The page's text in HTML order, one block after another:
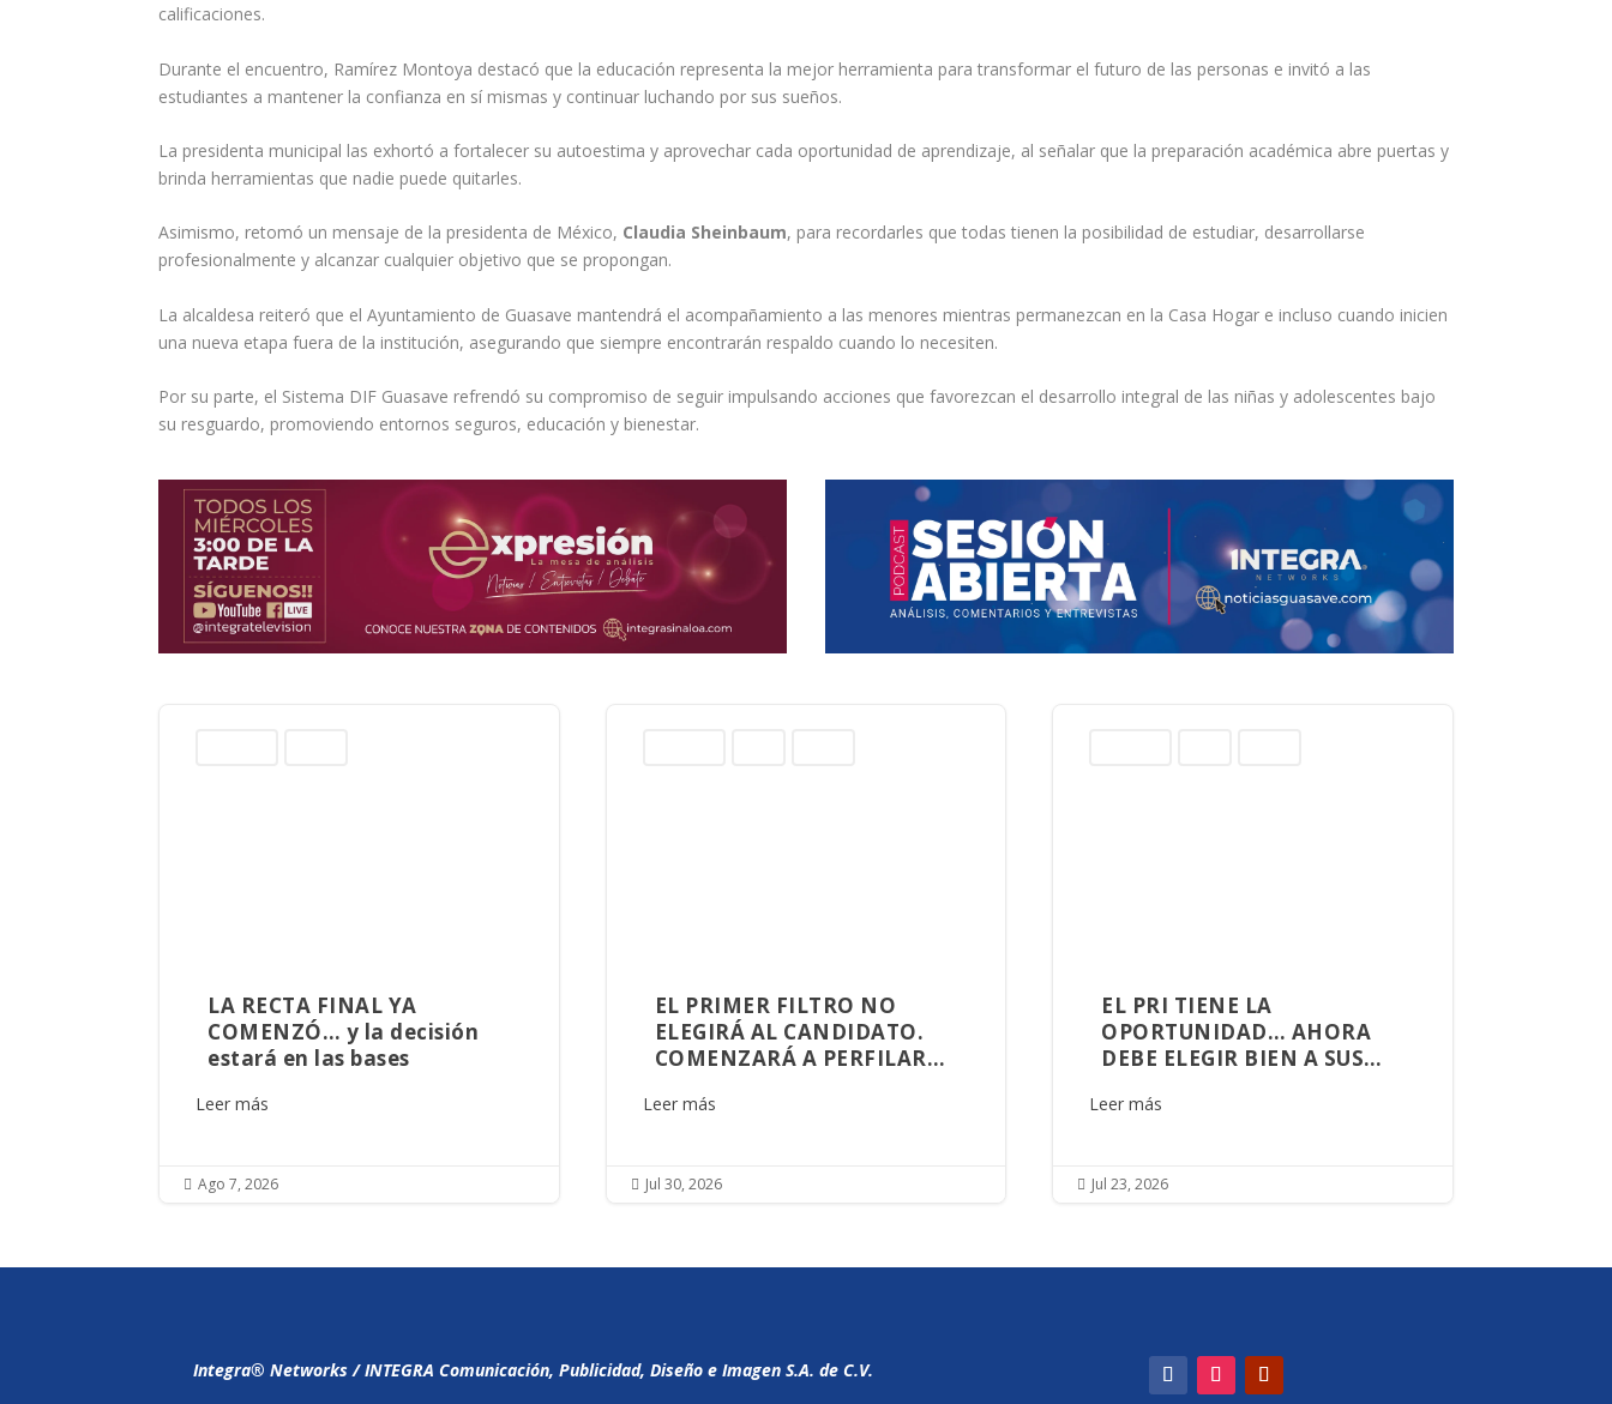
calificaciones.
Durante el encuentro, Ramírez Montoya destacó que la educación representa la mejor herramienta para transformar el futuro de las personas e invitó a las
estudiantes a mantener la confianza en sí mismas y continuar luchando por sus sueños.
La presidenta municipal las exhortó a fortalecer su autoestima y aprovechar cada oportunidad de aprendizaje, al señalar que la preparación académica abre puertas y
brinda herramientas que nadie puede quitarles.
Asimismo, retomó un mensaje de la presidenta de México, Claudia Sheinbaum, para recordarles que todas tienen la posibilidad de estudiar, desarrollarse
profesionalmente y alcanzar cualquier objetivo que se propongan.
La alcaldesa reiteró que el Ayuntamiento de Guasave mantendrá el acompañamiento a las menores mientras permanezcan en la Casa Hogar e incluso cuando inicien
una nueva etapa fuera de la institución, asegurando que siempre encontrarán respaldo cuando lo necesiten.
Por su parte, el Sistema DIF Guasave refrendó su compromiso de seguir impulsando acciones que favorezcan el desarrollo integral de las niñas y adolescentes bajo
su resguardo, promoviendo entornos seguros, educación y bienestar.
LA RECTA FINAL YA
COMENZÓ… y la decisión
estará en las bases
Leer más
 Ago 7, 2026
EL PRIMER FILTRO NO
ELEGIRÁ AL CANDIDATO.
COMENZARÁ A PERFILAR
SINALOA
Leer más
 Jul 30, 2026
EL PRI TIENE LA
OPORTUNIDAD… AHORA
DEBE ELEGIR BIEN A SUS
Leer más
 Jul 23, 2026
Integra®️ Networks / INTEGRA Comunicación, Publicidad, Diseño e Imagen S.A. de C.V.